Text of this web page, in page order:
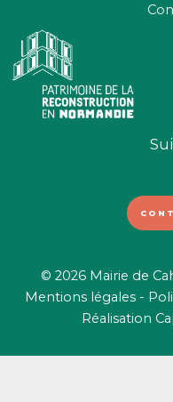
© 2026 Mairie de
Mentions légales -
Réalisation